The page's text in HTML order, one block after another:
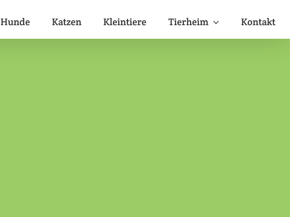
Hunde Katzen Kleintiere Tierheim Kontakt